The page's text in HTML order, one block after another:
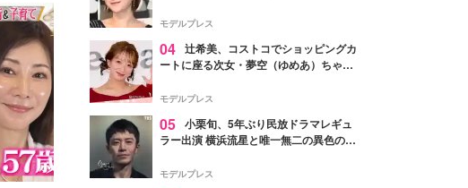
モデルプレス
04 辻希美、コストコでショッピングカ
ートに座る次女・夢空（ゆめあ）ちゃん
ぎ」「成長を感じる」の声
モデルプレス
05 小栗旬、5年ぶり民放ドラマレギュ
ラー出演 横浜流星と唯一無二の異色のバ
モデルプレス